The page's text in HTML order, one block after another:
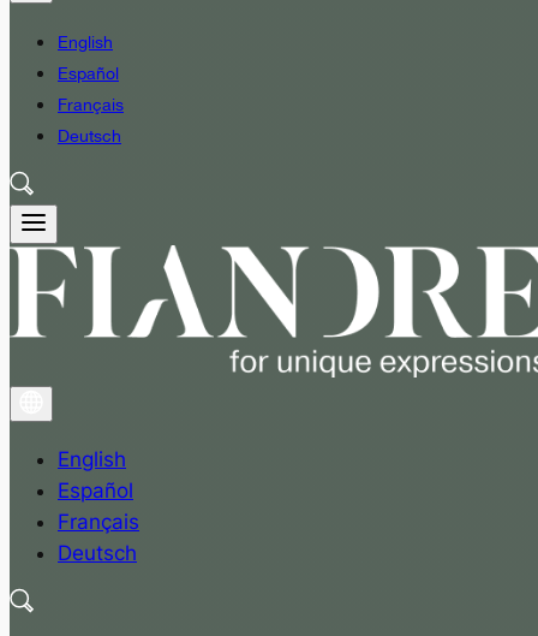
English
Español
Français
Deutsch
English
Español
Français
Deutsch